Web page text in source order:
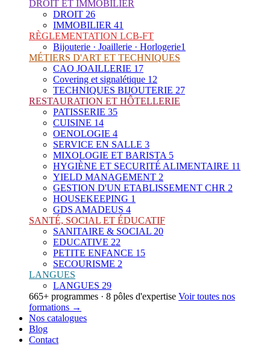
DROIT ET IMMOBILIER
DROIT 26
IMMOBILIER 41
RÈGLEMENTATION LCB-FT
Bijouterie · Joaillerie · Horlogerie1
MÉTIERS D'ART ET TECHNIQUES
CAO JOAILLERIE 17
Covering et signalétique 12
TECHNIQUES BIJOUTERIE 27
RESTAURATION ET HÔTELLERIE
PATISSERIE 35
CUISINE 14
OENOLOGIE 4
SERVICE EN SALLE 3
MIXOLOGIE ET BARISTA 5
HYGIÈNE ET SECURITÉ ALIMENTAIRE 11
YIELD MANAGEMENT 2
GESTION D'UN ETABLISSEMENT CHR 2
HOUSEKEEPING 1
GDS AMADEUS 4
SANTÉ, SOCIAL ET ÉDUCATIF
SANITAIRE & SOCIAL 20
EDUCATIVE 22
PETITE ENFANCE 15
SECOURISME 2
LANGUES
LANGUES 29
665+ programmes · 8 pôles d'expertise Voir toutes nos
formations →
Nos catalogues
Blog
Contact